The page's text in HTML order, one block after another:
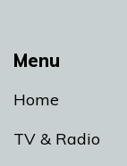
Menu
Home
TV & Radio